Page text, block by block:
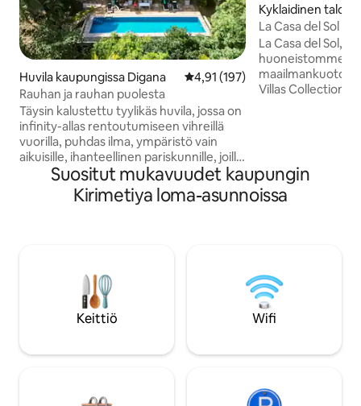
Huvila kaupungissa Digana Keskimääräinen arvio 4,91/5,
4,91 (197)
Rauhan ja rauhan puolesta
Täysin kalustettu tyylikäs huvila, jossa on
infinity-allas rentoutumiseen vihreillä
vuorilla, puhdas ilma, ympäristö vain
aikuisille, ihanteellinen pariskunnille, joille
halutaan hieman yksityisyyttä, mutta
jotka ovat silti turvassa aidatussa
turvallisessa yhteisössä Mukana on kokki
tavallisesta kiireisestä elämäntavasta ja
jättää huolesi taaksesi yksi Sri Lankan
parhaista paikoista Kaikissa kolmessa
huoneessa on ilmastointi kuvat otettu
Kyklaidinen talo
La Casa del Sol
La Casa del Sol,
huoneistomme,
Villas
Rauhallinen
huvila, jossa on
sijaitsee
Santorinilla,
trooppinen
Suositut mukavuudet kaupungin
Kirimetiya loma-asunnoissa
Keittiö Wifi